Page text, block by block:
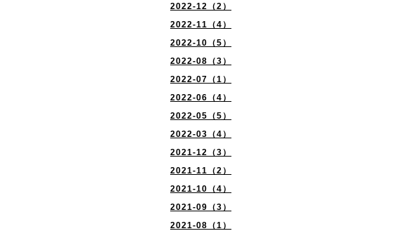
2022-12（2）
2022-11（4）
2022-10（5）
2022-08（3）
2022-07（1）
2022-06（4）
2022-05（5）
2022-03（4）
2021-12（3）
2021-11（2）
2021-10（4）
2021-09（3）
2021-08（1）